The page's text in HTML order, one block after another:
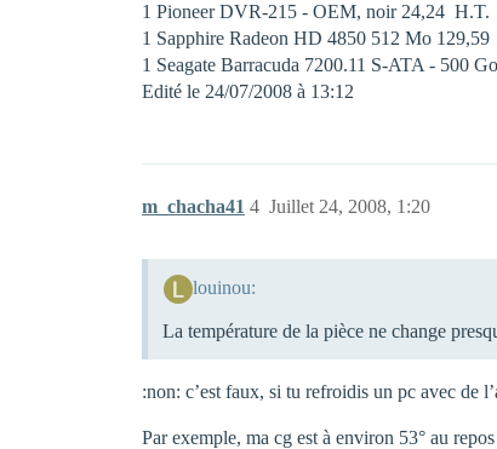
1 Pioneer DVR-215 - OEM, noir 24,24  H.T.
1 Sapphire Radeon HD 4850 512 Mo 129,59
1 Seagate Barracuda 7200.11 S-ATA - 500
Edité le 24/07/2008 à 13:12
m_chacha41 Juillet 24, 2008, 1:20
4
louinou:
La température de la pièce ne change
:non: c’est faux, si tu refroidis un pc avec de
Par exemple, ma cg est à environ 53° au